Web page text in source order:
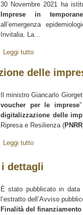
30 Novembre 2021 ha
Imprese in
all’emergenza
Invitalia. La...
Leggi tutto
delle
Il ministro Giancarlo
voucher per le imprese
digitalizzazione delle
Ripresa e Resilienza (PNRR
Leggi tutto
dettagli
È stato pubblicato in data
l’estratto dell’Avviso
Finalità del finanziamento